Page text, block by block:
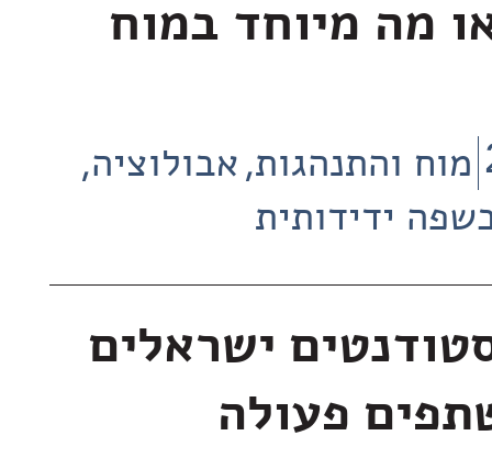
מה מיוחד במוח
מוח והתנהגות אבולוציה
ידידותית
ישראלים
פעולה